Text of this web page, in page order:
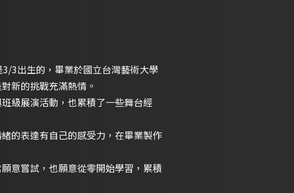
3出生的，畢業於國立台灣藝術大學
新的挑戰充滿熱情。
級展演活動，也累積了一些舞台經
的表達有自己的感受力，在畢業製作
意嘗試，也願意從零開始學習，累積